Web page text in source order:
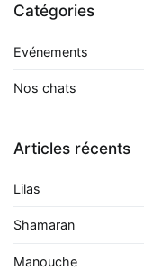
Catégories
Evénements
Nos chats
Articles récents
Lilas
Shamaran
Manouche